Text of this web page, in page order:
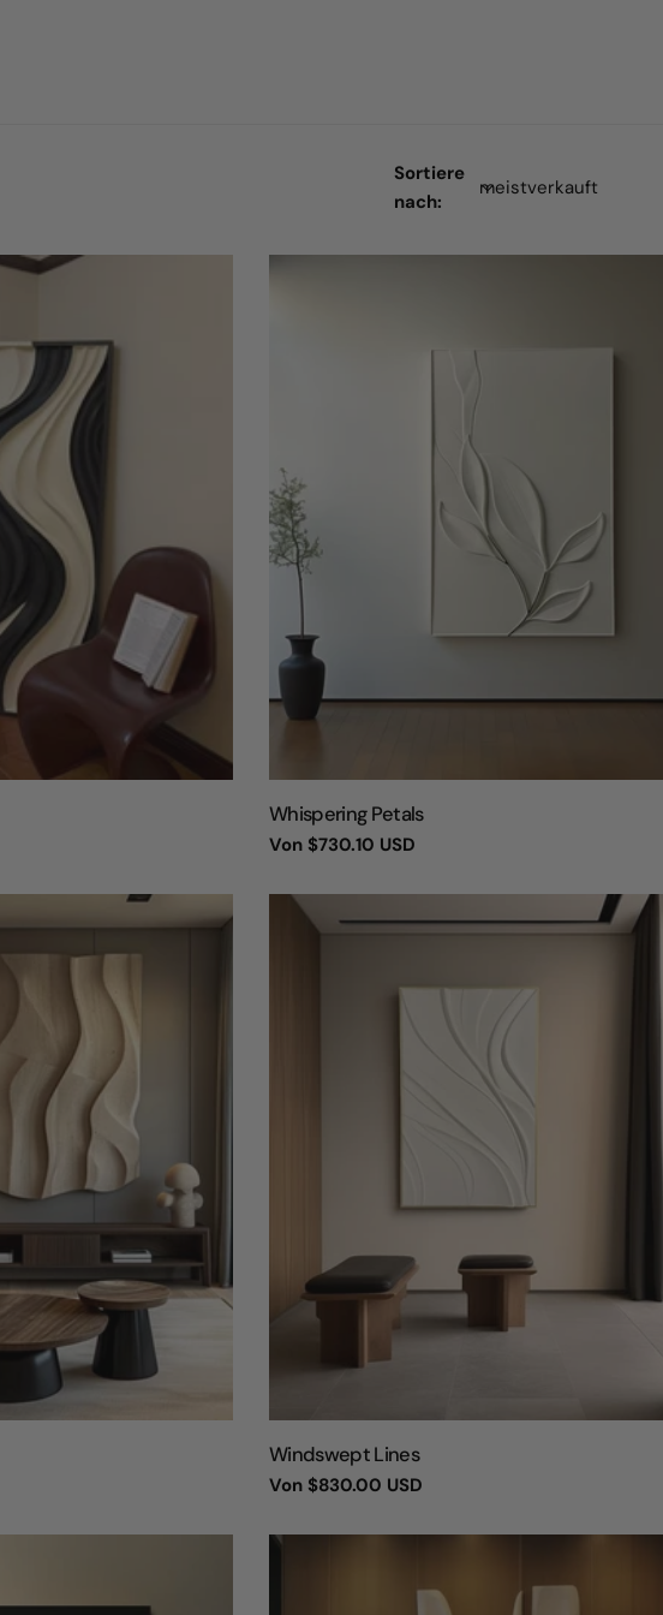
Sortiere
nach:
TYP:
Whispering Petals
Regulärer
Von $730.10 USD
TYP:
Windswept Lines
Regulärer
Von $830.00 USD